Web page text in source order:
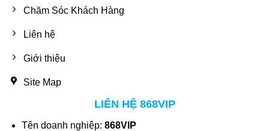
Chăm Sóc Khách Hàng
Liên hệ
Giới thiệu
Site Map
LIÊN HỆ 868VIP
Tên doanh nghiệp: 868VIP